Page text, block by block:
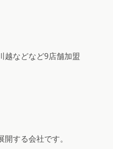
などなど9店舗加盟
する会社です。